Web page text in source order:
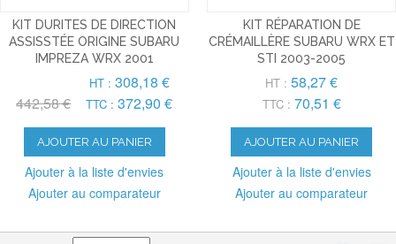
KIT DURITES DE DIRECTION
ASSISSTÉE ORIGINE SUBARU
IMPREZA WRX 2001
442,58 €
HT : 308,18 €
TTC : 372,90 €
AJOUTER AU PANIER
Ajouter à la liste d'envies
Ajouter au comparateur
KIT RÉPARATION DE
CRÉMAILLÈRE SUBARU WRX ET
STI 2003-2005
HT : 58,27 €
TTC : 70,51 €
AJOUTER AU PANIER
Ajouter à la liste d'envies
Ajouter au comparateur